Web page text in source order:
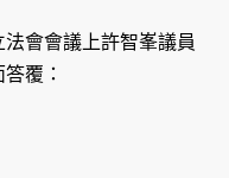
會會議上許智峯議員
覆：